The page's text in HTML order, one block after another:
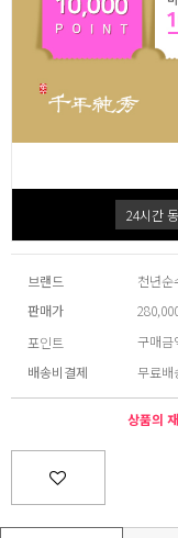
24시간
기술력이 진세노사이드
년의 품격을 순수하게 담
브랜드
천년순
판매가
포인트
구매금
배송비결제
무료배
상품의